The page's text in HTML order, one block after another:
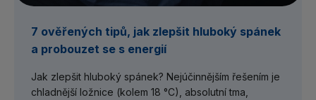
7 ověřených tipů, jak zlepšit hluboký spánek
a probouzet se s energií
Jak zlepšit hluboký spánek? Nejúčinnějším řešením je
chladnější ložnice (kolem 18 °C), absolutní tma,